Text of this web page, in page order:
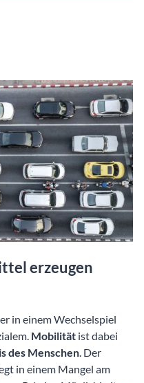
erzeugen
in einem Wechselspiel
Mobilität ist dabei
des Menschen. Der
in einem Mangel am